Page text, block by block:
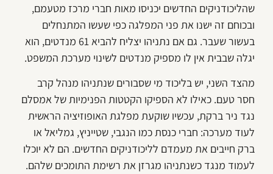
שהליכודניקים החדשים יכניסו מאות חברי מרכז מטעמם,
ובכוחם זה ישנו את פני המפלגה כפי שעשו המתנחלים
בעשור שעבר. גם אם נתניהו יצליח להביא 61 מנדטים, הוא
יגלה שבבית אין לו מספיק מנדטים לשינוי מערכת המשפט.
מהצד השני, יש בליכוד מי שסבורים שנתניהו מנהל קרב
חסר טעם. כאילו לא הספיקו הקטטות הפנימיות של אמסלם
נגד ניר ברקת, עכשיו שוקעת מפלגת האופוזיציה הראשית
לעוד מערכה: חברי כנסת כמו הנגבי, שטייניץ, גמליאל או
ברק חייבים את מעמדם לליכודניקים החדשים. הם לא יוכלו
לעמוד מנגד כשנתניהו מגרזן את רשימת התומכים שלהם.